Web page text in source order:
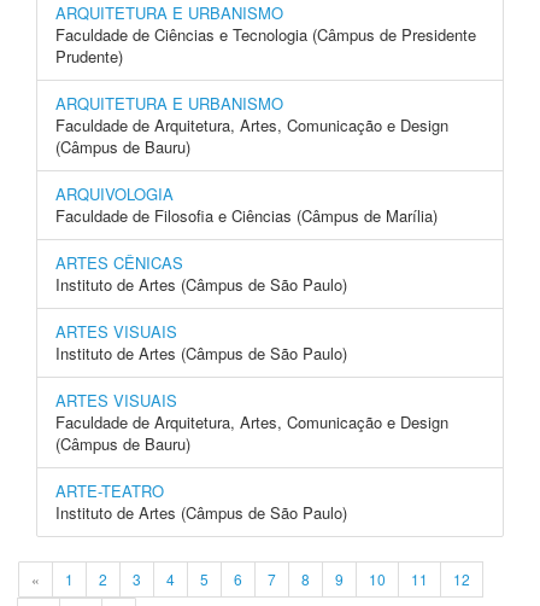
ARQUITETURA E URBANISMO
Faculdade de Ciências e Tecnologia (Câmpus de Presidente
Prudente)
ARQUITETURA E URBANISMO
Faculdade de Arquitetura, Artes, Comunicação e Design
(Câmpus de Bauru)
ARQUIVOLOGIA
Faculdade de Filosofia e Ciências (Câmpus de Marília)
ARTES CÊNICAS
Instituto de Artes (Câmpus de São Paulo)
ARTES VISUAIS
Instituto de Artes (Câmpus de São Paulo)
ARTES VISUAIS
Faculdade de Arquitetura, Artes, Comunicação e Design
(Câmpus de Bauru)
ARTE-TEATRO
Instituto de Artes (Câmpus de São Paulo)
« 1 2 3 4 5 6 7 8 9 10 11
12